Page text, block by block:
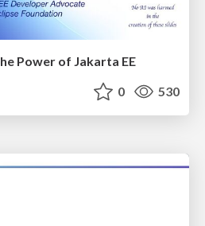
Power of Jakarta EE
0 530